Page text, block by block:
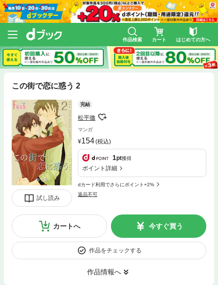
作品検索 カート はじめての方へ
この街で恋に惑う 2
試し読み
完結
松平徹
マンガ
154(税込)
1pt獲得
ポイント詳細
dカード利用でさらにポイント+2%
返品不可
カートへ 今すぐ買う
作品をチェックする
作品情報へ